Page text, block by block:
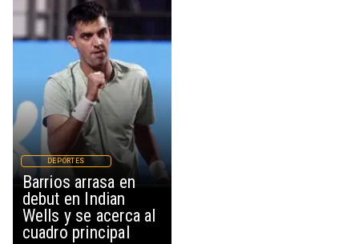
Barrios arrasa en
debut en Indian
Wells y se acerca al
cuadro principal
DEPORTES